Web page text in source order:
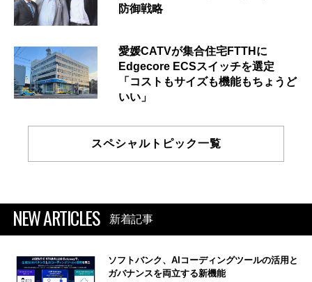
防御戦略
愛媛CATVが集合住宅FTTHに
Edgecore ECSスイッチを選定
「コストもサイズも機能もちょうど
いい」
スペシャルトピック一覧
NEW ARTICLES 新着記事
ソフトバンク、AIコーディングツールの活用と
ガバナンスを両立する新機能